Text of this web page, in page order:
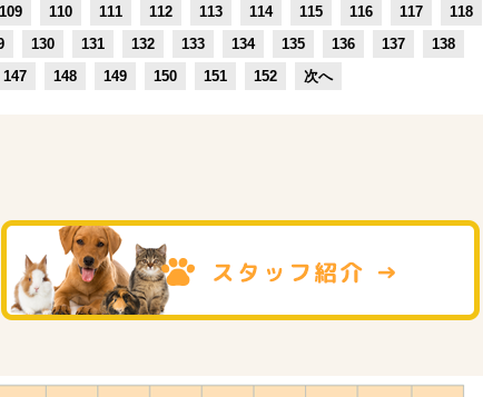
109 110 111 112 113 114 115 116 117
118
130 131 132 133 134 135 136 137
138
147 148 149 150 151 152 次へ